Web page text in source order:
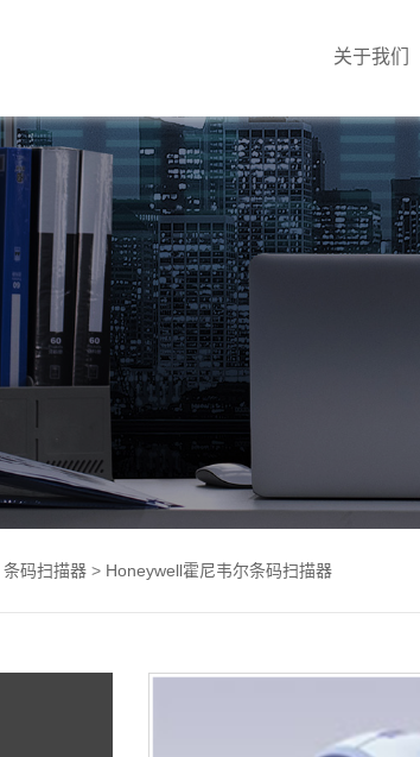
关于我们
条码扫描器 > Honeywell霍尼韦尔条码扫描器